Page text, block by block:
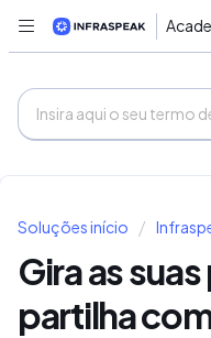
Soluções início
Gira as
partilha